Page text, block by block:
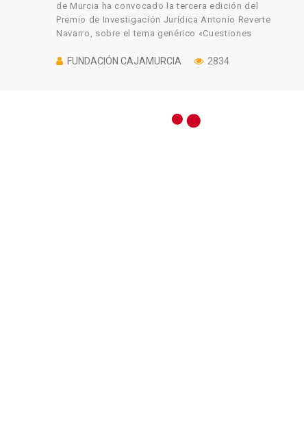
de Murcia ha convocado la tercera edición del
Premio de Investigación Jurídica Antonio Reverte
Navarro, sobre el tema genérico «Cuestiones
FUNDACIÓN CAJAMURCIA 2834